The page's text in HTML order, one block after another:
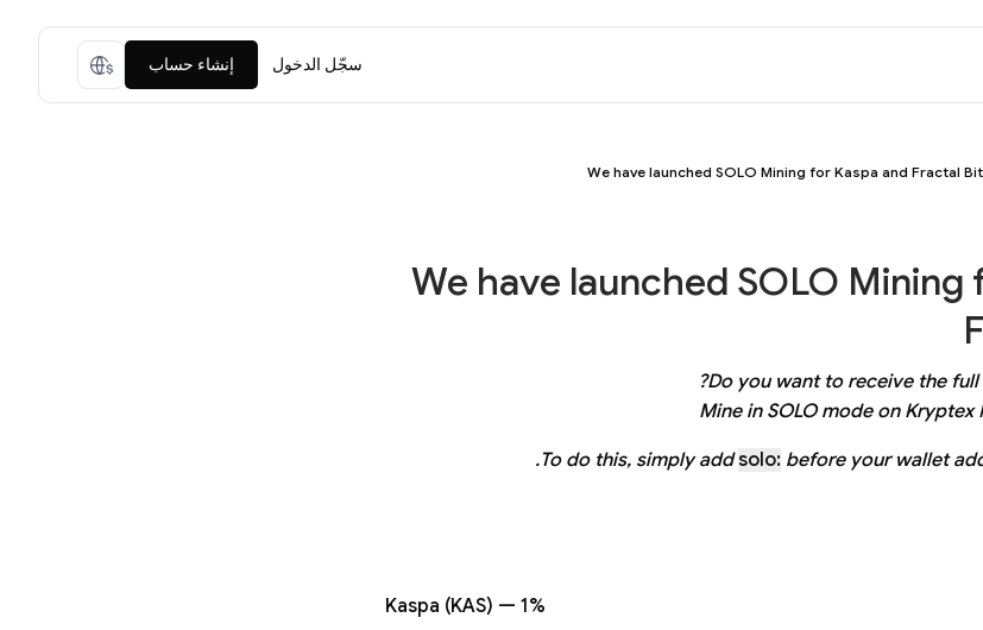
سجّل الدخول إنشاء حساب
We have launched SOLO Mining for Kaspa and Fractal
We have launched SOLO Mining
Do you want to receive the
Mine in SOLO mode on Kryptex
To do this, simply add solo: before your wallet
Kaspa (KAS) — 1%